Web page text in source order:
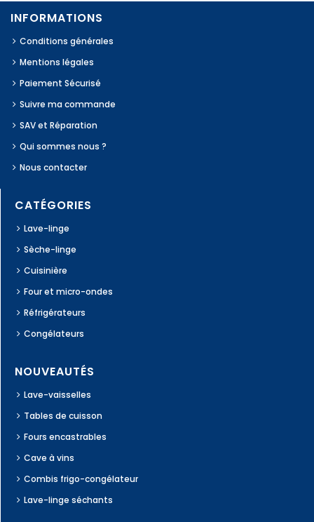
INFORMATIONS
Conditions générales
Mentions légales
Paiement Sécurisé
Suivre ma commande
SAV et Réparation
Qui sommes nous ?
Nous contacter
CATÉGORIES
Lave-linge
Sèche-linge
Cuisinière
Four et micro-ondes
Réfrigérateurs
Congélateurs
NOUVEAUTÉS
Lave-vaisselles
Tables de cuisson
Fours encastrables
Cave à vins
Combis frigo-congélateur
Lave-linge séchants